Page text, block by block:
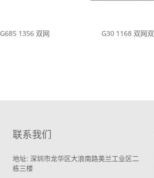
G685 1356 双网 G30 1168 双网双
联系我们
地址: 深圳市龙华区大浪南路美兰工业区二
栋三楼